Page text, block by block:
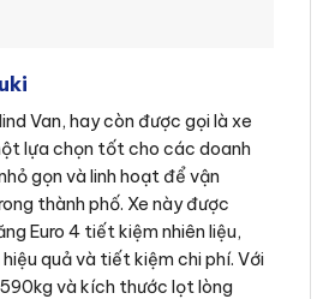
Van, hay còn được gọi là xe
lựa chọn tốt cho các doanh
gọn và linh hoạt để vận
thành phố. Xe này được
Euro 4 tiết kiệm nhiên liệu,
quả và tiết kiệm chi phí. Với
và kích thước lọt lòng